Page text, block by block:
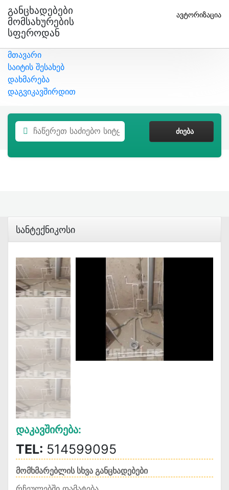
Განცხადებები
Მომსახურების
Სფეროდან
ავტორიზაცია
მთავარი
საიტის შესახებ
დახმარება
დაგვიკავშირდით
ᲫᲘᲔᲑᲐ
Სანტექნიკოსი
Დაკავშირება:
TEL: 514599095
მომხმარებლის სხვა განცხადებები